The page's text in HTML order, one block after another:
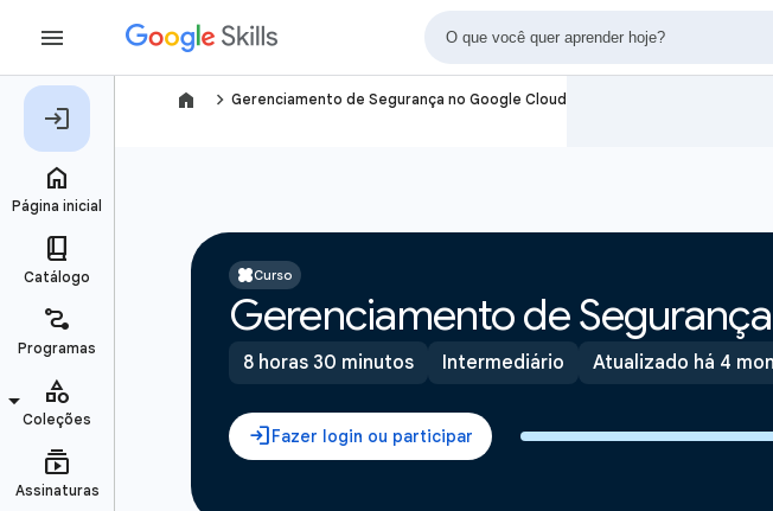
navigate_next Gerenciamento de Segurança no Google Cloud
Curso
Gerenciamento de
8 horas 30 minutos Intermediário Atualizado há 4